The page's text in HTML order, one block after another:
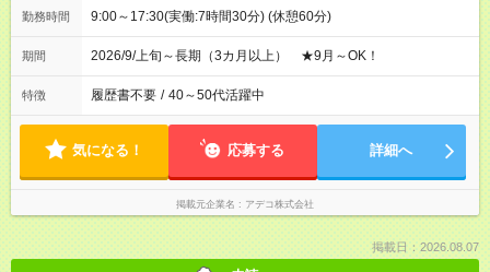
勤務時間 9:00～17:30(実働:7時間30分) (休憩60分)
期間 2026/9/上旬～長期（3カ月以上） ★9月～OK！
特徴 履歴書不要 / 40～50代活躍中
気になる！ 応募する 詳細へ
掲載元企業名 アデコ株式会社
掲載日：2026.08.07